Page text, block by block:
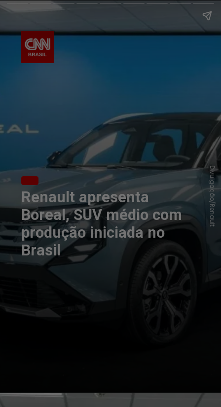
Renault apresenta
Boreal, SUV médio com
produção iniciada no
Brasil
Divulgação/Renault